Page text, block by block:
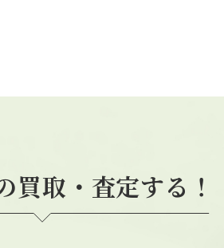
買取・査定する！